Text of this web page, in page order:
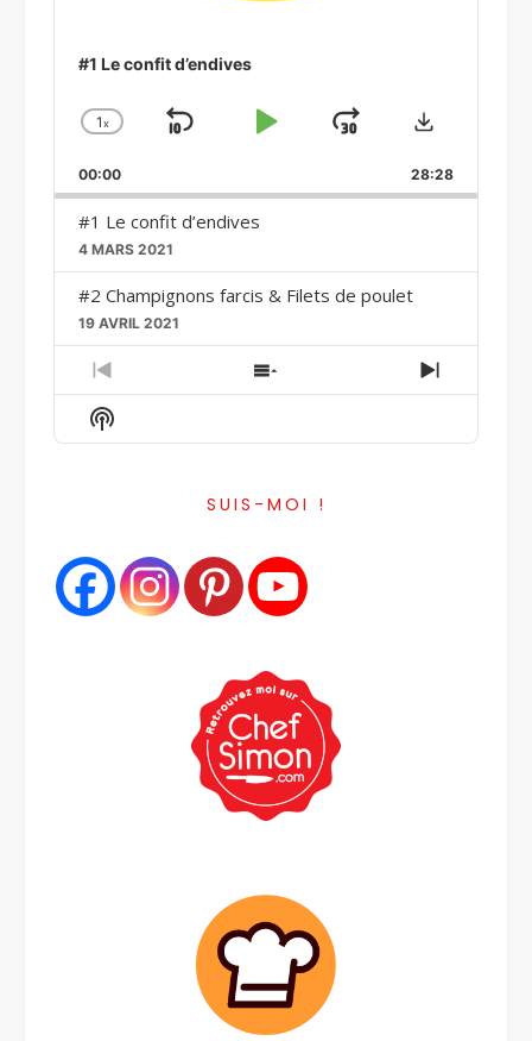
#1 Le confit d’endives
Change
Rate
1x
Skip
Play
Jump
Forward
Download
00:00 28:28
#1 Le confit d’endives
4 MARS 2021
#2 Champignons farcis & Filets de poulet
19 AVRIL 2021
Previous
Episode
Show
Episodes
Next
Episode
Show
Podcast
SUIS-MOI !